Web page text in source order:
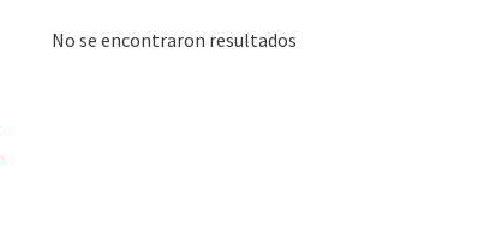
No se encontraron resultados